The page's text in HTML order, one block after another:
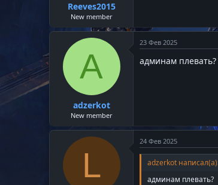
Reeves2015
New member
A
adzerkot
New member
23 Фев 2025
админам плевать?
L
24 Фев 2025
adzerkot
админам плевать?